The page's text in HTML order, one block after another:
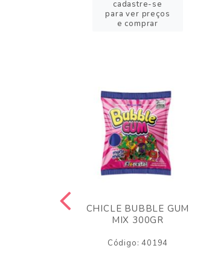
cadastre-se
para ver preços
e comprar
CHICLE BUBBLE GUM
MIX 300GR
Código: 40194